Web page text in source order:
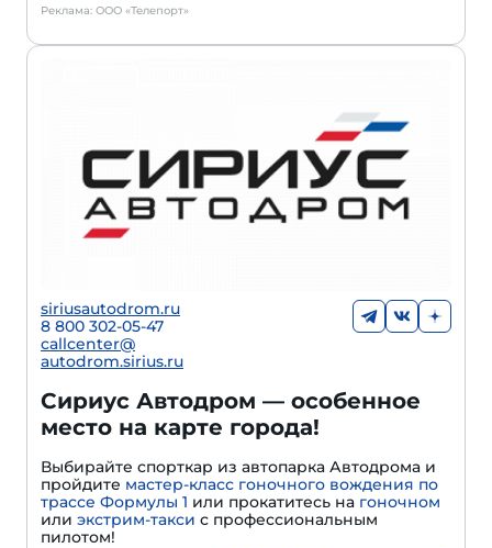
Реклама: ООО «Телепорт»
siriusautodrom.ru
8 800 302-05-47
callcenter@
autodrom.sirius.ru
Сириус Автодром — особенное
место на карте города!
Выбирайте спорткар из автопарка Автодрома и
пройдите мастер-класс гоночного вождения по
трассе Формулы 1 или прокатитесь на гоночном
или экстрим-такси с профессиональным
пилотом!